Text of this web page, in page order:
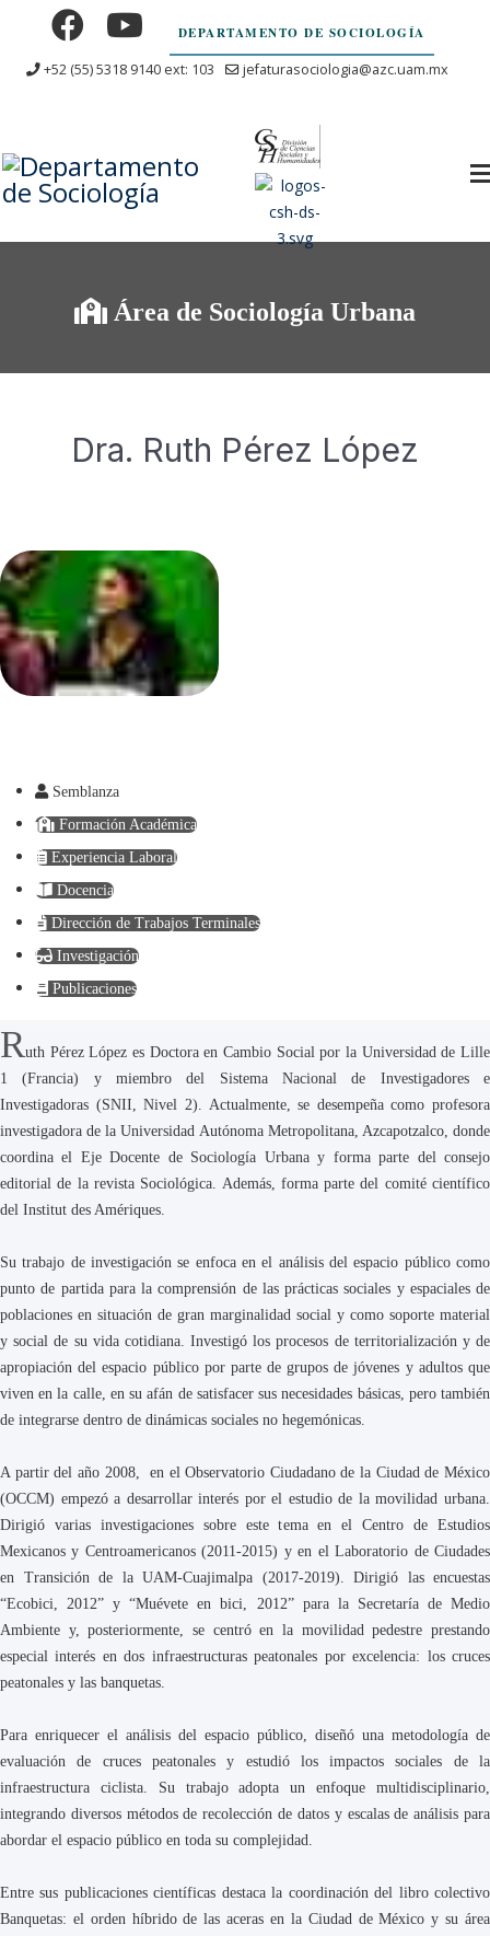
DEPARTAMENTO DE SOCIOLOGÍA
+52 (55) 5318 9140 ext: 103
jefaturasociologia@azc.uam.mx
Área de Sociología Urbana
Dra. Ruth Pérez López
Semblanza
Formación Académica
Experiencia Laboral
Docencia
Dirección de Trabajos Terminales
Investigación
Publicaciones
Ruth Pérez López es Doctora en Cambio Social por la Universidad de Lille
1 (Francia) y miembro del Sistema Nacional de Investigadores e
Investigadoras (SNII, Nivel 2). Actualmente, se desempeña como profesora
investigadora de la Universidad Autónoma Metropolitana, Azcapotzalco, donde
coordina el Eje Docente de Sociología Urbana y forma parte del consejo
editorial de la revista Sociológica. Además, forma parte del comité científico
del Institut des Amériques.
Su trabajo de investigación se enfoca en el análisis del espacio público como
punto de partida para la comprensión de las prácticas sociales y espaciales de
poblaciones en situación de gran marginalidad social y como soporte material
y social de su vida cotidiana. Investigó los procesos de territorialización y de
apropiación del espacio público por parte de grupos de jóvenes y adultos que
viven en la calle, en su afán de satisfacer sus necesidades básicas, pero también
de integrarse dentro de dinámicas sociales no hegemónicas.
A partir del año 2008, en el Observatorio Ciudadano de la Ciudad de México
(OCCM) empezó a desarrollar interés por el estudio de la movilidad urbana.
Dirigió varias investigaciones sobre este tema en el Centro de Estudios
Mexicanos y Centroamericanos (2011-2015) y en el Laboratorio de Ciudades
en Transición de la UAM-Cuajimalpa (2017-2019). Dirigió las encuestas
“Ecobici, 2012” y “Muévete en bici, 2012” para la Secretaría de Medio
Ambiente y, posteriormente, se centró en la movilidad pedestre prestando
especial interés en dos infraestructuras peatonales por excelencia: los cruces
peatonales y las banquetas.
Para enriquecer el análisis del espacio público, diseñó una metodología de
evaluación de cruces peatonales y estudió los impactos sociales de la
infraestructura ciclista. Su trabajo adopta un enfoque multidisciplinario,
integrando diversos métodos de recolección de datos y escalas de análisis para
abordar el espacio público en toda su complejidad.
Entre sus publicaciones científicas destaca la coordinación del libro colectivo
Banquetas: el orden híbrido de las aceras en la Ciudad de México y su área